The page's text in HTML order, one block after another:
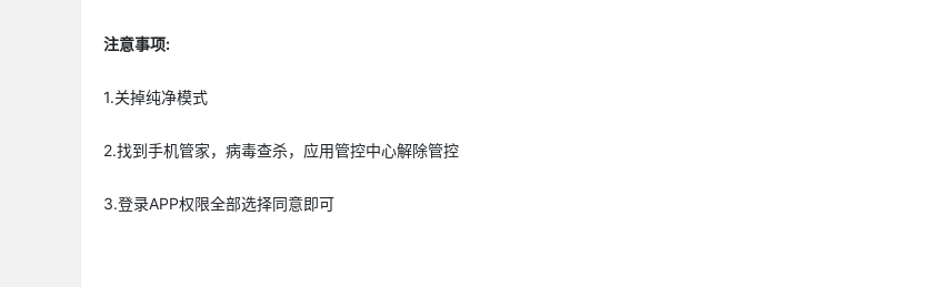
注意事项:
1.关掉纯净模式
2.找到手机管家，病毒查杀，应用管控中心解除管控
3.登录APP权限全部选择同意即可